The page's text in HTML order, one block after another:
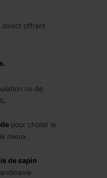
direct offrant
ou de
pour choisir le
mieux.
de sapin